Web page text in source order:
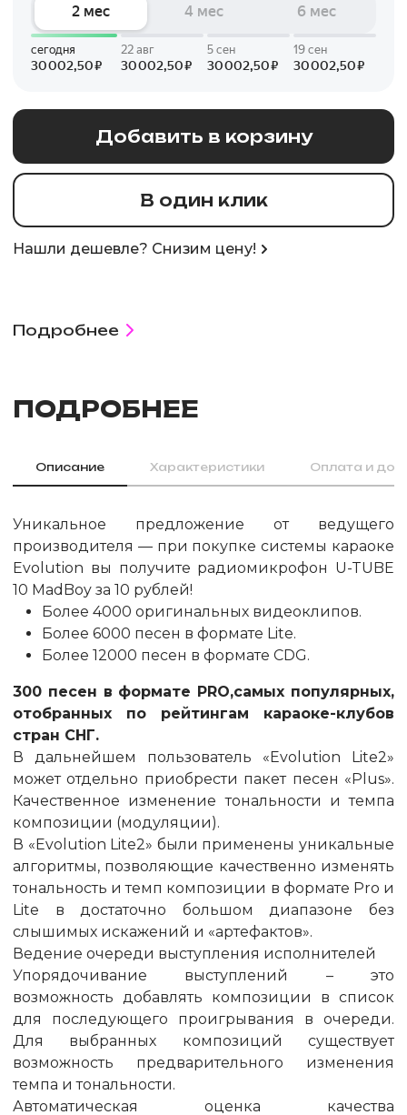
Добавить в корзину
В один клик
Нашли дешевле? Снизим цену!
Подробнее
ПОДРОБНЕЕ
Описание Характеристики Оплата и
Уникальное предложение от ведущего
производителя — при покупке системы караоке
Evolution вы получите радиомикрофон U-TUBE
10 MadBoy за 10 рублей!
Более 4000 оригинальных видеоклипов.
Более 6000 песен в формате Lite.
Более 12000 песен в формате CDG.
300 песен в формате PRO,самых популярных,
отобранных по рейтингам караоке-клубов
стран СНГ.
В дальнейшем пользователь «Evolution Lite2»
может отдельно приобрести пакет песен «Plus».
Качественное изменение тональности и темпа
композиции (модуляции).
В «Evolution Lite2» были применены уникальные
алгоритмы, позволяющие качественно изменять
тональность и темп композиции в формате Pro и
Lite в достаточно большом диапазоне без
слышимых искажений и «артефактов».
Ведение очереди выступления исполнителей
Упорядочивание выступлений – это
возможность добавлять композиции в список
для последующего проигрывания в очереди.
Для выбранных композиций существует
возможность предварительного изменения
темпа и тональности.
Автоматическая оценка качества